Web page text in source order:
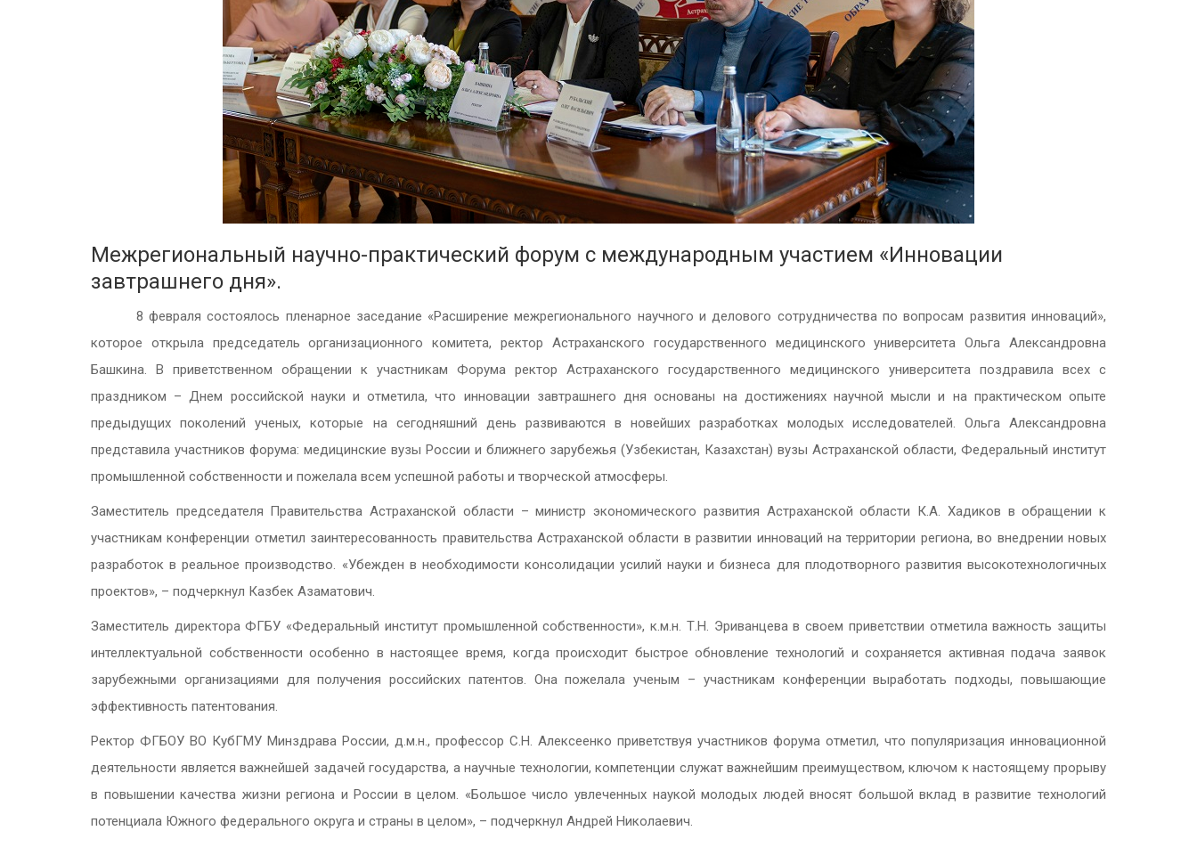
Межрегиональный научно-практический форум с международным участием «Инновации
завтрашнего дня».
8 февраля состоялось пленарное заседание «Расширение межрегионального научного и делового сотрудничества по вопросам развития инноваций»,
которое открыла председатель организационного комитета, ректор Астраханского государственного медицинского университета Ольга Александровна
Башкина. В приветственном обращении к участникам Форума ректор Астраханского государственного медицинского университета поздравила всех с
праздником – Днем российской науки и отметила, что инновации завтрашнего дня основаны на достижениях научной мысли и на практическом опыте
предыдущих поколений ученых, которые на сегодняшний день развиваются в новейших разработках молодых исследователей. Ольга Александровна
представила участников форума: медицинские вузы России и ближнего зарубежья (Узбекистан, Казахстан) вузы Астраханской области, Федеральный институт
промышленной собственности и пожелала всем успешной работы и творческой атмосферы.
Заместитель председателя Правительства Астраханской области – министр экономического развития Астраханской области К.А. Хадиков в обращении к
участникам конференции отметил заинтересованность правительства Астраханской области в развитии инноваций на территории региона, во внедрении новых
разработок в реальное производство. «Убежден в необходимости консолидации усилий науки и бизнеса для плодотворного развития высокотехнологичных
проектов», – подчеркнул Казбек Азаматович.
Заместитель директора ФГБУ «Федеральный институт промышленной собственности», к.м.н. Т.Н. Эриванцева в своем приветствии отметила важность защиты
интеллектуальной собственности особенно в настоящее время, когда происходит быстрое обновление технологий и сохраняется активная подача заявок
зарубежными организациями для получения российских патентов. Она пожелала ученым – участникам конференции выработать подходы, повышающие
эффективность патентования.
Ректор ФГБОУ ВО КубГМУ Минздрава России, д.м.н., профессор С.Н. Алексеенко приветствуя участников форума отметил, что популяризация инновационной
деятельности является важнейшей задачей государства, а научные технологии, компетенции служат важнейшим преимуществом, ключом к настоящему прорыву
в повышении качества жизни региона и России в целом. «Большое число увлеченных наукой молодых людей вносят большой вклад в развитие технологий
потенциала Южного федерального округа и страны в целом», – подчеркнул Андрей Николаевич.